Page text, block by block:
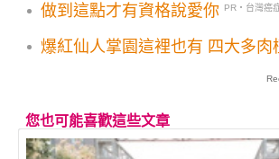
做到這點才有資格說愛你 PR・台灣癌
爆紅仙人掌園這裡也有 四大多肉
您也可能喜歡這些文章